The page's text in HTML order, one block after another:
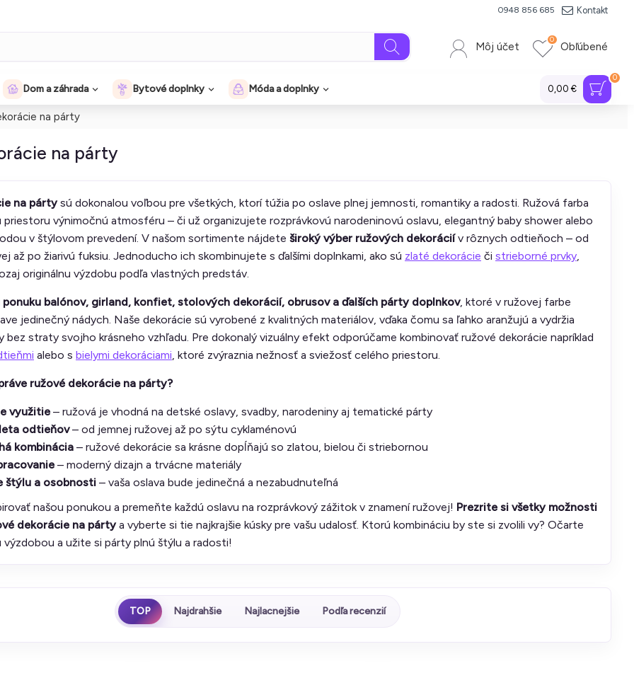
0948 856 685 Kontakt
Môj účet Obľúbené
0
Dom a záhrada Bytové doplnky Móda a doplnky 0,00 €
0
na párty
na párty
na pártysú dokonalou voľbou pre všetkých, ktorí túžia po oslave plnej jemnosti, romantiky a radosti. Ružová farba
priestoru výnimočnú atmosféru – či už organizujete rozprávkovú narodeninovú oslavu, elegantný baby shower alebo
v štýlovom prevedení. V našom sortimente nájdete široký výber ružových dekoráciív rôznych odtieňoch – od
až po žiarivú fuksiu. Jednoducho ich skombinujete s ďalšími doplnkami, ako sú zlaté dekorácie či strieborné prvky,
originálnu výzdobu podľa vlastných predstáv.
balónov, girland, konfiet, stolových dekorácií, obrusov a ďalších párty doplnkov, ktoré v ružovej farbe
jedinečný nádych. Naše dekorácie sú vyrobené z kvalitných materiálov, vďaka čomu sa ľahko aranžujú a vydržia
bez straty svojho krásneho vzhľadu. Pre dokonalý vizuálny efekt odporúčame kombinovať ružové dekorácie napríklad
alebo s bielymi dekoráciami, ktoré zvýraznia nežnosť a sviežosť celého priestoru.
ružové dekorácie na párty?
využitie – ružová je vhodná na detské oslavy, svadby, narodeniny aj tematické párty
odtieňov– od jemnej ružovej až po sýtu cyklaménovú
kombinácia – ružové dekorácie sa krásne dopĺňajú so zlatou, bielou či striebornou
– moderný dizajn a trvácne materiály
štýlu a osobnosti – vaša oslava bude jedinečná a nezabudnuteľná
našou ponukou a premeňte každú oslavu na rozprávkový zážitok v znamení ružovej! Prezrite si všetky možnosti
dekorácie na pártya vyberte si tie najkrajšie kúsky pre vašu udalosť. Ktorú kombináciu by ste si zvolili vy? Očarte
a užite si párty plnú štýlu a radosti!
TOP Najdrahšie Najlacnejšie Podľa recenzií